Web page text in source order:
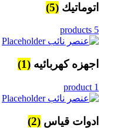
اتوماتيك (5)
5 products
اجهزه كهربائيه (1)
1 product
ادوات قياس (2)